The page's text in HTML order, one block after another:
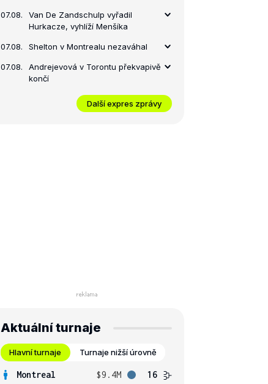
07.08.
Van De Zandschulp vyřadil
Hurkacze, vyhlíží Menšíka
07.08. Shelton v Montrealu nezaváhal
07.08.
Andrejevová v Torontu překvapivě
končí
Další expres zprávy
Aktuální turnaje
Hlavní turnaje Turnaje nižší úrovně
Montreal $9.4M
16